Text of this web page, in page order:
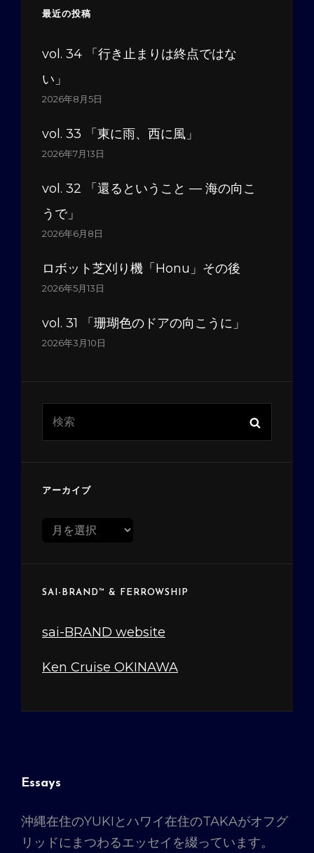
最近の投稿
vol. 34 「行き止まりは終点ではな
い」
2026年8月5日
vol. 33 「東に雨、西に風」
2026年7月13日
vol. 32 「還るということ — 海の向こ
うで」
2026年6月8日
ロボット芝刈り機「Honu」その後
2026年5月13日
vol. 31 「珊瑚色のドアの向こうに」
2026年3月10日
索
アーカイブ
イ
SAI-BRAND™ & FERROWSHIP
sai-BRAND website
Ken Cruise OKINAWA
Essays
沖縄在住のYUKIとハワイ在住のTAKAがオフグ
リッドにまつわるエッセイを綴っています。